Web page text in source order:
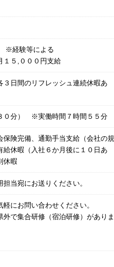
※経験等による
１５,０００円支給
日間のリフレッシュ連続休暇あ
０分） ※実働時間７時間５５分
険完備、通勤手当支給（会社の規
休暇（入社６か月後に１０日あ
休暇
当宛にお送りください。
にお問い合わせください。
で集合研修（宿泊研修）がありま